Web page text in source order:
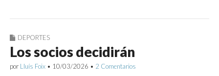
DEPORTES
Los socios decidirán
por Lluís Foix • 10/03/2026 • 2 Comentarios